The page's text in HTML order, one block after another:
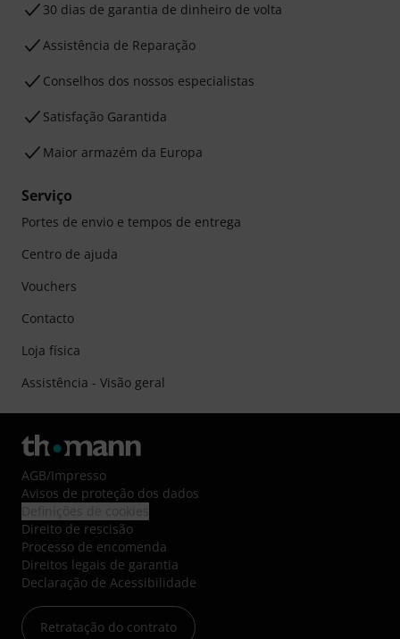
30 dias de garantia de dinheiro de volta
Assistência de Reparação
Conselhos dos nossos especialistas
Satisfação Garantida
Maior armazém da Europa
Serviço
Portes de envio e tempos de entrega
Centro de ajuda
Vouchers
Contacto
Loja física
Assistência - Visão geral
AGB/Impresso
Avisos de proteção dos dados
Direito de rescisão
Processo de encomenda
Direitos legais de garantia
Declaração de Acessibilidade
Retratação do contrato